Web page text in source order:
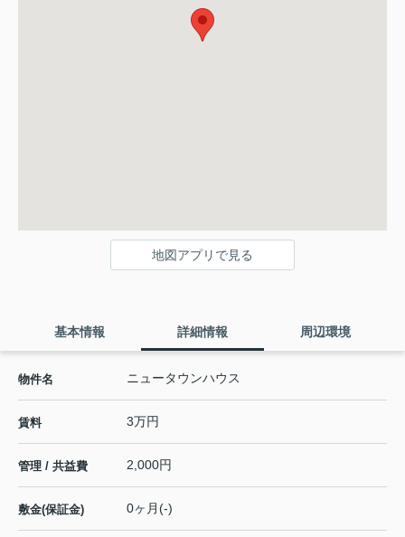
地図アプリで見る
基本情報 詳細情報 周辺環境
物件名 ニュータウンハウス
賃料 3万円
管理 / 共益費 2,000円
敷金(保証金) 0ヶ月(-)